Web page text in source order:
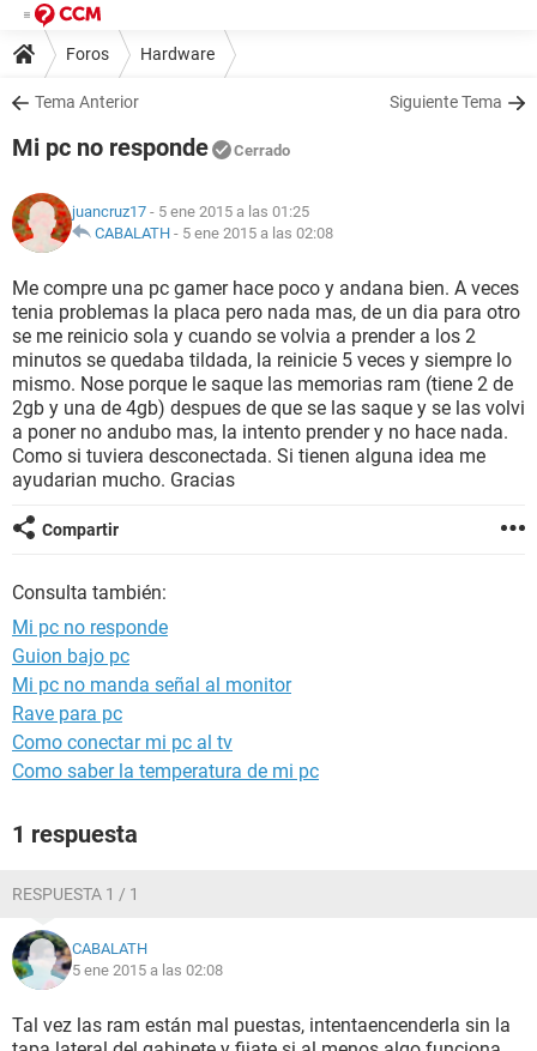
Foros Hardware
Tema Anterior Siguiente Tema
Mi pc no responde Cerrado
juancruz17 - 5 ene 2015 a las 01:25
CABALATH - 5 ene 2015 a las 02:08
Me compre una pc gamer hace poco y andana bien. A veces
tenia problemas la placa pero nada mas, de un dia para otro
se me reinicio sola y cuando se volvia a prender a los 2
minutos se quedaba tildada, la reinicie 5 veces y siempre lo
mismo. Nose porque le saque las memorias ram (tiene 2 de
2gb y una de 4gb) despues de que se las saque y se las volvi
a poner no andubo mas, la intento prender y no hace nada.
Como si tuviera desconectada. Si tienen alguna idea me
ayudarian mucho. Gracias
Compartir
Consulta también:
Mi pc no responde
Guion bajo pc
Mi pc no manda señal al monitor
Rave para pc
Como conectar mi pc al tv
Como saber la temperatura de mi pc
1 respuesta
RESPUESTA 1 / 1
CABALATH
5 ene 2015 a las 02:08
Tal vez las ram están mal puestas, intentaencenderla sin la